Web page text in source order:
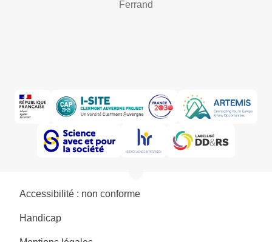
Ferrand
Accessibilité : non conforme
Handicap